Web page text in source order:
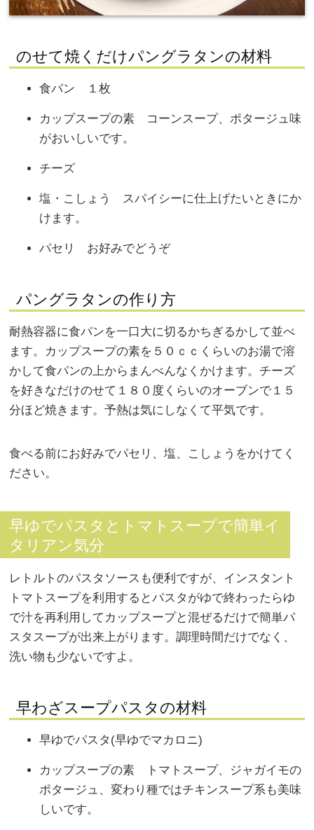
のせて焼くだけパングラタンの材料
食パン １枚
カップスープの素 コーンスープ、ポタージュ味
がおいしいです。
チーズ
塩・こしょう スパイシーに仕上げたいときにか
けます。
パセリ お好みでどうぞ
パングラタンの作り方
耐熱容器に食パンを一口大に切るかちぎるかして並べ
ます。カップスープの素を５０ｃｃくらいのお湯で溶
かして食パンの上からまんべんなくかけます。チーズ
を好きなだけのせて１８０度くらいのオーブンで１５
分ほど焼きます。予熱は気にしなくて平気です。
食べる前にお好みでパセリ、塩、こしょうをかけてく
ださい。
早ゆでパスタとトマトスープで簡単イ
タリアン気分
レトルトのパスタソースも便利ですが、インスタント
トマトスープを利用するとパスタがゆで終わったらゆ
で汁を再利用してカップスープと混ぜるだけで簡単パ
スタスープが出来上がります。調理時間だけでなく、
洗い物も少ないですよ。
早わざスープパスタの材料
早ゆでパスタ(早ゆでマカロニ)
カップスープの素 トマトスープ、ジャガイモの
ポタージュ、変わり種ではチキンスープ系も美味
しいです。